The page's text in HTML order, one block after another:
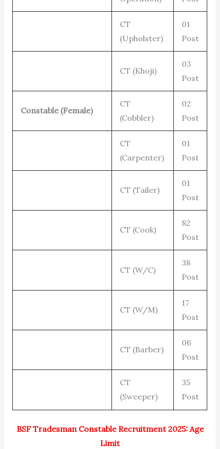
CT
(Upholster)
01
Post
CT (Khoji)
03
Post
Constable (Female)
CT
(Cobbler)
02
Post
CT
(Carpenter)
01
Post
CT (Tailer)
01
Post
CT (Cook)
82
Post
CT (W/C)
38
Post
CT (W/M)
17
Post
CT (Barber)
06
Post
CT
(Sweeper)
35
Post
BSF Tradesman Constable Recruitment 2025: Age
Limit